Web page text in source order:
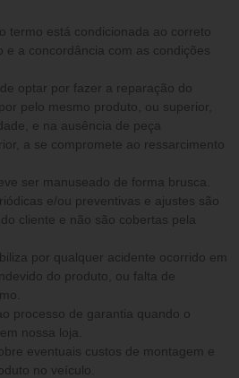
termo está condicionada ao correto
e a concordância com as condições
pelo mesmo produto, ou superior,
e na ausência de peça
ser manuseado de forma brusca.
e/ou preventivas e ajustes são
cliente e não são cobertas pela
do produto, ou falta de
nossa loja.
eventuais custos de montagem e
no veículo.